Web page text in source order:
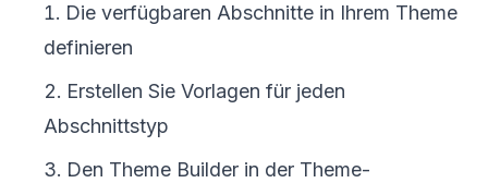
Die verfügbaren Abschnitte in Ihrem Theme
definieren
Erstellen Sie Vorlagen für jeden
Abschnittstyp
Den Theme Builder in der Theme-